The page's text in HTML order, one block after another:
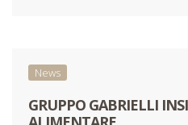
News
GRUPPO GABRIELLI